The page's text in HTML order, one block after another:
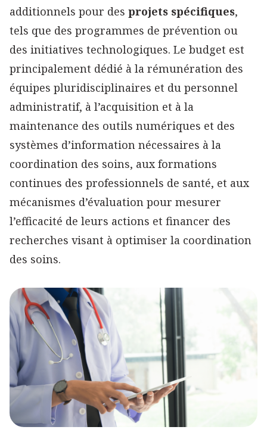
additionnels pour des projets spécifiques,
tels que des programmes de prévention ou
des initiatives technologiques. Le budget est
principalement dédié à la rémunération des
équipes pluridisciplinaires et du personnel
administratif, à l’acquisition et à la
maintenance des outils numériques et des
systèmes d’information nécessaires à la
coordination des soins, aux formations
continues des professionnels de santé, et aux
mécanismes d’évaluation pour mesurer
l’efficacité de leurs actions et financer des
recherches visant à optimiser la coordination
des soins.